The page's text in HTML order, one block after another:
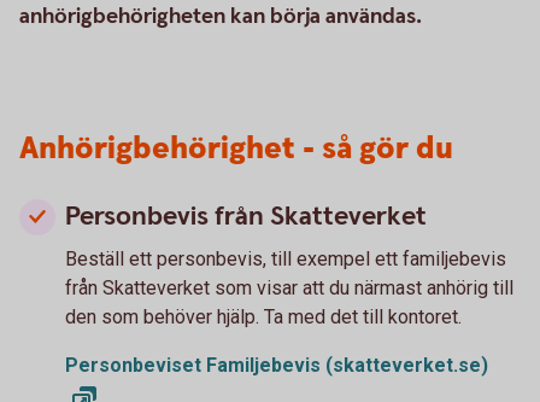
anhörigbehörigheten kan börja användas.
Anhörigbehörighet - så gör du
Personbevis från Skatteverket
Beställ ett personbevis, till exempel ett familjebevis
från Skatteverket som visar att du närmast anhörig till
den som behöver hjälp. Ta med det till kontoret.
Personbeviset Familjebevis (skatteverket.se)